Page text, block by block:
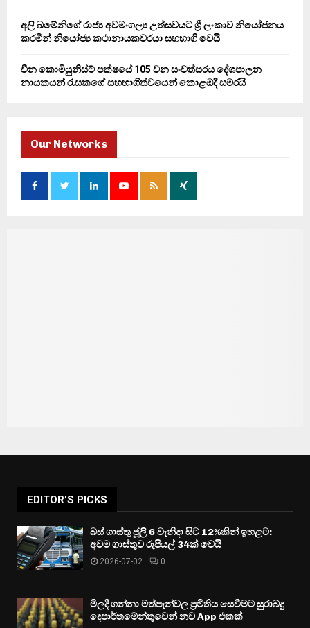
අලි ඛමේනිගේ රාජ්‍ය අවමංගල්‍ය උත්සවයට ශ්‍රී ලංකාව නියෝජනය
කරමින් නියෝජ්‍ය කථානායකවරයා සහභාගි වෙයි
චීන කොමියුනිස්ට් පක්ෂයේ 105 වන සංවත්සරය දේශපාලන
නායකයන් රැසකගේ සහභාගිත්වයෙන් කොළඹදී සමරයි
Our Networks
EDITOR'S PICKS
බස් ගාස්තු ජූලි 6 වැනිදා සිට 12%කින් ඉහළට:
අවම ගාස්තුව රුපියල් 34ක් වෙයි
2026-07-02 0
මිලදී ගන්නා මත්පැන්වල ප්‍රමිතිය සෙවීමට සුරාබදු
දෙපාර්තමේන්තුවෙන් නව App එකක්